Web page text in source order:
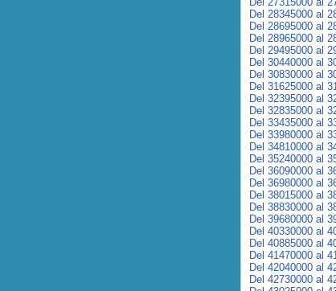
Del 28345000 al
Del 28695000 al
Del 28965000 al
Del 29495000 al
Del 30440000 al
Del 30830000 al
Del 31625000 al
Del 32395000 al
Del 32835000 al
Del 33435000 al
Del 33980000 al
Del 34810000 al
Del 35240000 al
Del 36090000 al
Del 36980000 al
Del 38015000 al
Del 38830000 al
Del 39680000 al
Del 40330000 al
Del 40885000 al
Del 41470000 al
Del 42040000 al
Del 42730000 al